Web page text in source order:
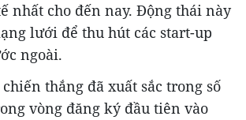
nhất cho đến nay. Động thái này
lưới để thu hút các start-up
ngoài.
thắng đã xuất sắc trong số
vòng đăng ký đầu tiên vào